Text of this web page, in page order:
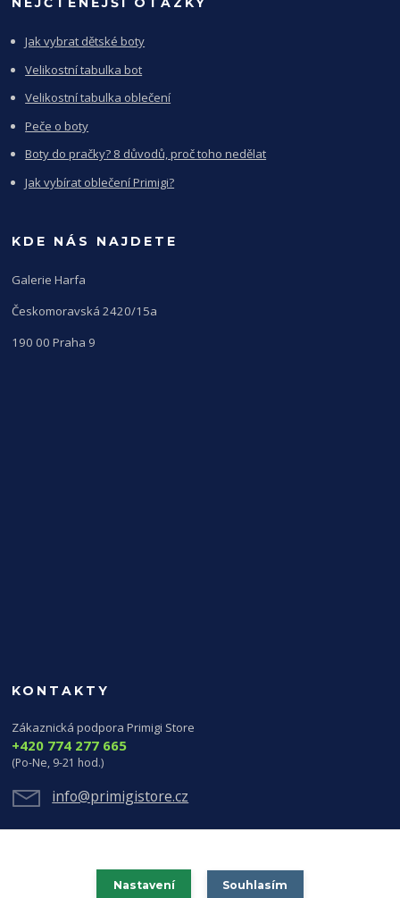
Jak vybrat dětské boty
Velikostní tabulka bot
Velikostní tabulka oblečení
Peče o boty
Boty do pračky? 8 důvodů, proč toho nedělat
Jak vybírat oblečení Primigi?
KDE NÁS NAJDETE
Galerie Harfa
Českomoravská 2420/15a
190 00 Praha 9
KONTAKTY
Zákaznická podpora Primigi Store
+420 774 277 665
(Po-Ne, 9-21 hod.)
info@primigistore.cz
Nastavení Souhlasím